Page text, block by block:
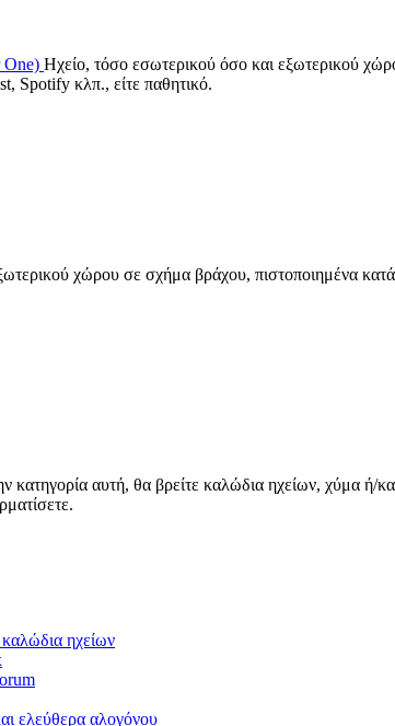
Ηχείο, τόσο εσωτερικού όσο και εξωτερικού
Spotify κλπ., είτε παθητικό.
χώρου σε σχήμα βράχου, πιστοποιημένα
κατηγορία αυτή, θα βρείτε καλώδια ηχείων, χύμα ή/
ηχείων
ελεύθερα αλογόνου